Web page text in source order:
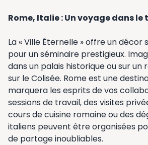
Rome, Italie : Un voyage dans le
La « Ville Éternelle » offre un
pour un séminaire prestigieux.
dans un palais historique ou sur
sur le Colisée. Rome est une
marquera les esprits de vos
sessions de travail, des visites
cours de cuisine romaine ou des
italiens peuvent être organisées
de partage inoubliables.